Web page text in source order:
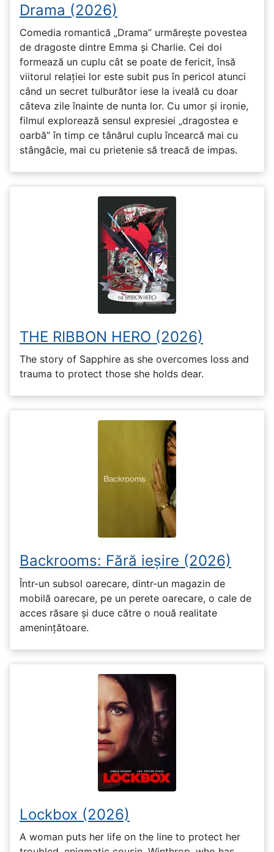
Drama (2026)
Comedia romantică „Drama” urmărește povestea
de dragoste dintre Emma și Charlie. Cei doi
formează un cuplu cât se poate de fericit, însă
viitorul relației lor este subit pus în pericol atunci
când un secret tulburător iese la iveală cu doar
câteva zile înainte de nunta lor. Cu umor și ironie,
filmul explorează sensul expresiei „dragostea e
oarbă” în timp ce tânărul cuplu încearcă mai cu
stângăcie, mai cu prietenie să treacă de impas.
THE RIBBON HERO (2026)
The story of Sapphire as she overcomes loss and
trauma to protect those she holds dear.
Backrooms: Fără ieșire (2026)
Într-un subsol oarecare, dintr-un magazin de
mobilă oarecare, pe un perete oarecare, o cale de
acces răsare și duce către o nouă realitate
amenințătoare.
Lockbox (2026)
A woman puts her life on the line to protect her